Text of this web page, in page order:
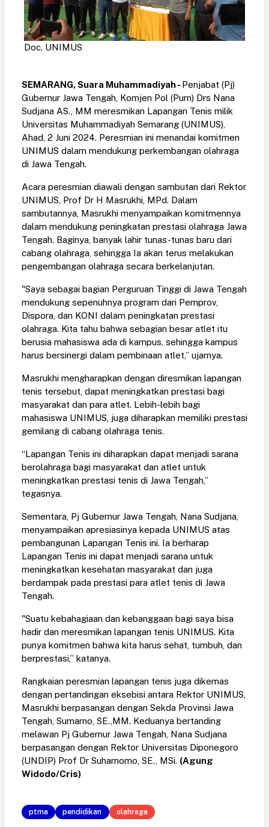
Doc. UNIMUS
SEMARANG, Suara Muhammadiyah - Penjabat (Pj)
Gubernur Jawa Tengah, Komjen Pol (Purn) Drs Nana
Sudjana AS., MM meresmikan Lapangan Tenis milik
Universitas Muhammadiyah Semarang (UNIMUS),
Ahad, 2 Juni 2024. Peresmian ini menandai komitmen
UNIMUS dalam mendukung perkembangan olahraga
di Jawa Tengah.
Acara peresmian diawali dengan sambutan dari Rektor
UNIMUS, Prof Dr H Masrukhi, MPd. Dalam
sambutannya, Masrukhi menyampaikan komitmennya
dalam mendukung peningkatan prestasi olahraga Jawa
Tengah. Baginya, banyak lahir tunas-tunas baru dari
cabang olahraga, sehingga Ia akan terus melakukan
pengembangan olahraga secara berkelanjutan.
"Saya sebagai bagian Perguruan Tinggi di Jawa Tengah
mendukung sepenuhnya program dari Pemprov,
Dispora, dan KONI dalam peningkatan prestasi
olahraga. Kita tahu bahwa sebagian besar atlet itu
berusia mahasiswa ada di kampus, sehingga kampus
harus bersinergi dalam pembinaan atlet,” ujarnya.
Masrukhi mengharapkan dengan diresmikan lapangan
tenis tersebut, dapat meningkatkan prestasi bagi
masyarakat dan para atlet. Lebih-lebih bagi
mahasiswa UNIMUS, juga diharapkan memiliki prestasi
gemilang di cabang olahraga tenis.
“Lapangan Tenis ini diharapkan dapat menjadi sarana
berolahraga bagi masyarakat dan atlet untuk
meningkatkan prestasi tenis di Jawa Tengah,”
tegasnya.
Sementara, Pj Gubernur Jawa Tengah, Nana Sudjana,
menyampaikan apresiasinya kepada UNIMUS atas
pembangunan Lapangan Tenis ini. Ia berharap
Lapangan Tenis ini dapat menjadi sarana untuk
meningkatkan kesehatan masyarakat dan juga
berdampak pada prestasi para atlet tenis di Jawa
Tengah.
"Suatu kebahagiaan dan kebanggaan bagi saya bisa
hadir dan meresmikan lapangan tenis UNIMUS. Kita
punya komitmen bahwa kita harus sehat, tumbuh, dan
berprestasi,” katanya.
Rangkaian peresmian lapangan tenis juga dikemas
dengan pertandingan eksebisi antara Rektor UNIMUS,
Masrukhi berpasangan dengan Sekda Provinsi Jawa
Tengah, Sumarno, SE.,MM. Keduanya bertanding
melawan Pj Gubernur Jawa Tengah, Nana Sudjana
berpasangan dengan Rektor Universitas Diponegoro
(UNDIP) Prof Dr Suharnomo, SE., MSi. (Agung
Widodo/Cris)
ptma pendidikan olahraga